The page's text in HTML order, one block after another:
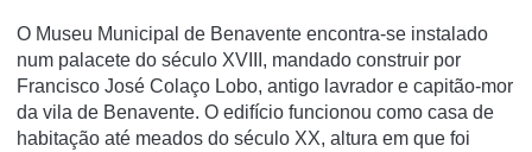
O Museu Municipal de Benavente encontra-se instalado
num palacete do século XVIII, mandado construir por
Francisco José Colaço Lobo, antigo lavrador e capitão-mor
da vila de Benavente. O edifí­cio funcionou como casa de
habitação até meados do século XX, altura em que foi